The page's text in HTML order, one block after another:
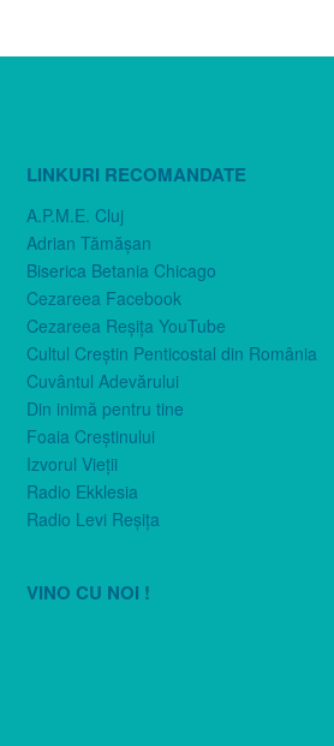
LINKURI RECOMANDATE
A.P.M.E. Cluj
Adrian Tămăşan
Biserica Betania Chicago
Cezareea Facebook
Cezareea Reşiţa YouTube
Cultul Creştin Penticostal din România
Cuvântul Adevărului
Din inimă pentru tine
Foaia Creştinului
Izvorul Vieţii
Radio Ekklesia
Radio Levi Reşiţa
VINO CU NOI !